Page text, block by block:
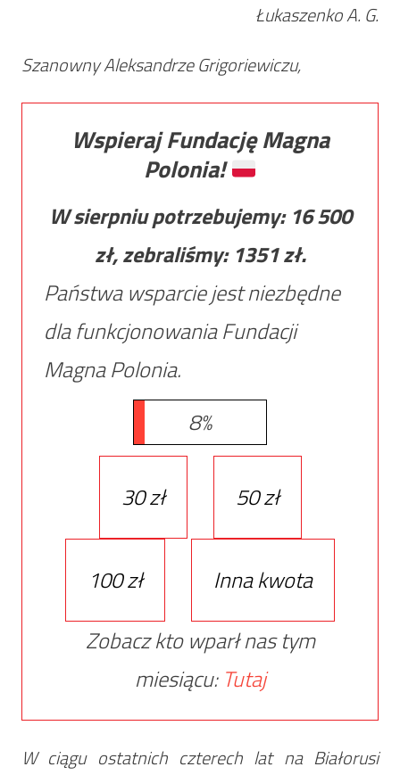
Łukaszenko A. G.
Szanowny Aleksandrze Grigoriewiczu,
Wspieraj Fundację Magna
Polonia!
W sierpniu potrzebujemy: 16 500
zł, zebraliśmy: 1351zł.
Państwa wsparcie jest niezbędne
dla funkcjonowania Fundacji
Magna Polonia.
8%
30 zł 50 zł
100 zł
Inna kwota
Zobacz kto wparł nas tym
miesiącu: Tutaj
W ciągu ostatnich czterech lat na Białorusi